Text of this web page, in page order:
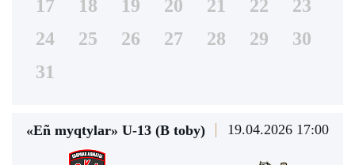
17
18 19 20 21 22
23
24
25 26 27 28 29
30
31
«Eñ myqtylar» U-13 (В toby) 19.04.2026 17:00